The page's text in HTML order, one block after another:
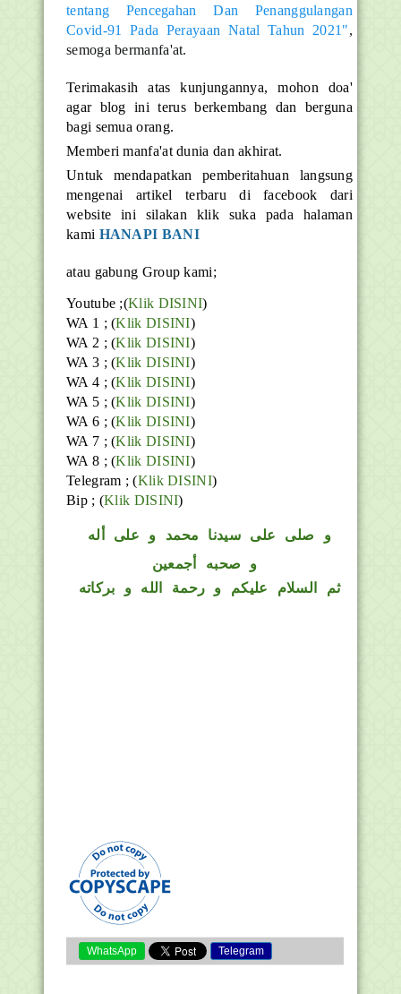
tentang Pencegahan Dan Penanggulangan
Covid-91 Pada Perayaan Natal Tahun 2021",
semoga bermanfa'at.
Terimakasih atas kunjungannya, mohon doa'
agar blog ini terus berkembang dan berguna
bagi semua orang.
Memberi manfa'at dunia dan akhirat.
Untuk mendapatkan pemberitahuan langsung
mengenai artikel terbaru di facebook dari
website ini silakan klik suka pada halaman
kami HANAPI BANI
atau gabung Group kami;
Youtube ;(Klik DISINI)
WA 1 ; (Klik DISINI)
WA 2 ; (Klik DISINI)
WA 3 ; (Klik DISINI)
WA 4 ; (Klik DISINI)
WA 5 ; (Klik DISINI)
WA 6 ; (Klik DISINI)
WA 7 ; (Klik DISINI)
WA 8 ; (Klik DISINI)
Telegram ;(Klik DISINI)
Bip ; (Klik DISINI)
و
صلى على سيدنا محمد و على أله
و صحبه أجمعين
ثم السلام عليكم و رحمة الله و بركاته
WhatsApp Telegram